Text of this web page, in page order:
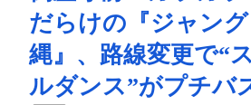
だらけの『ジャン
縄』、路線変更で“
ルダンス”がプチバ